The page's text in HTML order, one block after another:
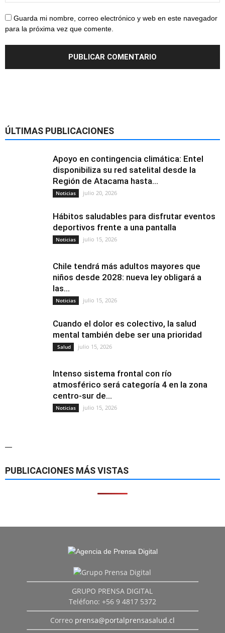
Guarda mi nombre, correo electrónico y web en este navegador
para la próxima vez que comente.
ÚLTIMAS PUBLICACIONES
Apoyo en contingencia climática: Entel
disponibiliza su red satelital desde la
Región de Atacama hasta...
Noticias julio 20, 2026
Hábitos saludables para disfrutar eventos
deportivos frente a una pantalla
Noticias julio 15, 2026
Chile tendrá más adultos mayores que
niños desde 2028: nueva ley obligará a
las...
Noticias julio 15, 2026
Cuando el dolor es colectivo, la salud
mental también debe ser una prioridad
Salud julio 15, 2026
Intenso sistema frontal con río
atmosférico será categoría 4 en la zona
centro-sur de...
Noticias julio 15, 2026
—
PUBLICACIONES MÁS VISTAS
GRUPO PRENSA DIGITAL
Teléfono: +56 9 4817 5372
Correo prensa@portalprensasalud.cl